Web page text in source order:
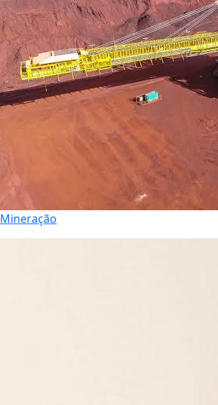
Mineração